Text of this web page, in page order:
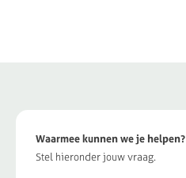
Waarmee kunnen we je helpen?
Stel hieronder jouw vraag.